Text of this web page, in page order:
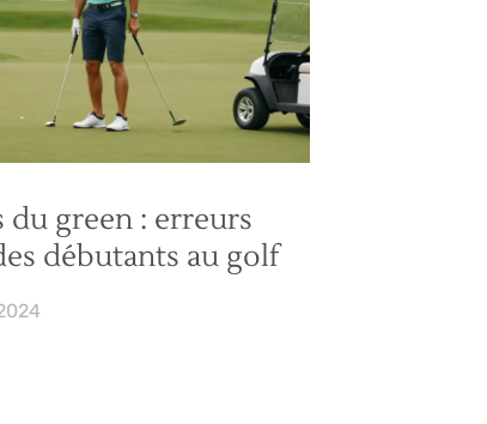
du green : erreurs
débutants au golf